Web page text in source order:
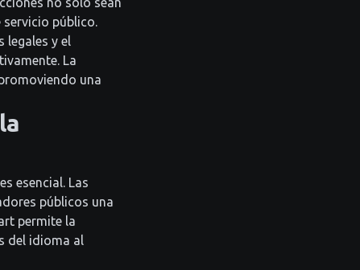
público.
y el
La
una
esencial. Las
públicos una
permite la
del idioma al